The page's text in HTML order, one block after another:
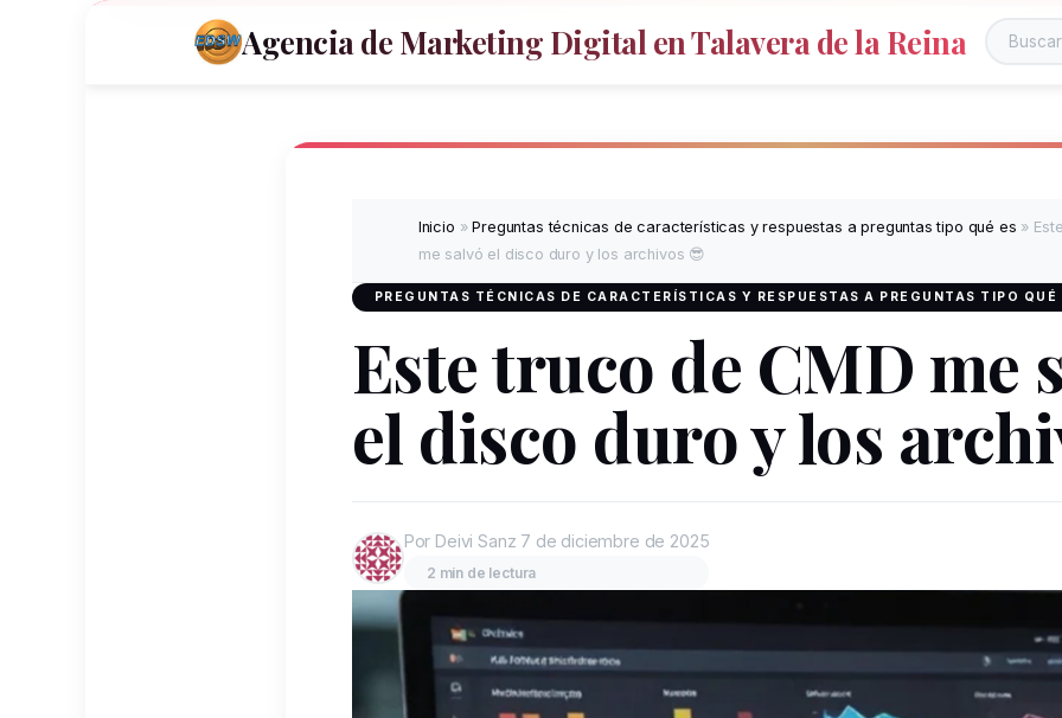
Agencia de Marketing Digital en Talavera de la Reina
Inicio »Preguntas técnicas de características y respuestas a preguntas tipo qué es »
me salvó el disco duro y los archivos 😎
PREGUNTAS TÉCNICAS DE CARACTERÍSTICAS Y RESPUESTAS A PREGUNTAS TIPO QUÉ
Este truco de CMD me
el disco duro y los
Por Deivi Sanz 7 de diciembre de 2025
2 min de lectura